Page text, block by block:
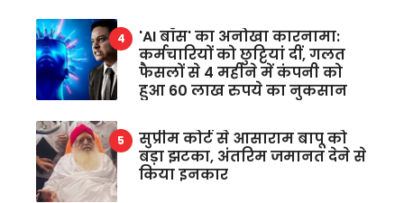
'AI बॉस' का अनोखा कारनामा:
कर्मचारियों को छुट्टियां दीं, गलत
फैसलों से 4 महीने में कंपनी को
हुआ 60 लाख रुपये का नुकसान
सुप्रीम कोर्ट से आसाराम बापू को
बड़ा झटका, अंतरिम जमानत देने से
किया इनकार